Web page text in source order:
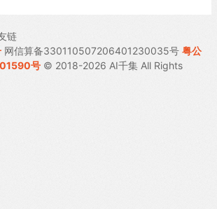
链
网信算备330110507206401230035号 粤公
号 © 2018-2026 AI千集 All Rights